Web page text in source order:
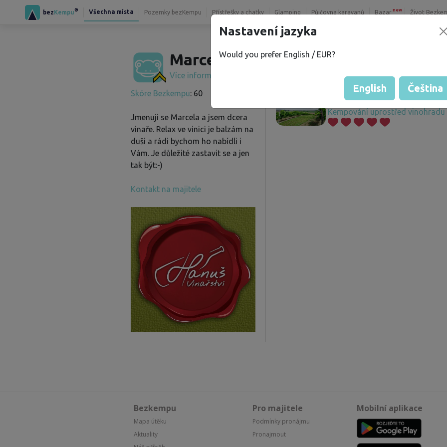
bezKempu® Všechna místa Pozemky bezKempu Přístřešky a chatky Glamping Půjčovna karavanů Bazar new Život
Marcela V.
Více informací
Skóre Bezkempu: 60
Jmenuji se Marcela a jsem dcera
vinaře. Relax ve vinici je balzám na
duši a rádi bychom ho nabídli i
Vám. Je důležité zastavit se a jen
tak být:-)
Kontakt na majitele
Kempování uprostřed vinohradu
Bezkempu
Mapa útěku
Aktuality
Pro majitele
Podmínky pronájmu
Pronajmout
Mobilní aplikace
Nastavení jazyka
Would you prefer English / EUR?
English Čeština